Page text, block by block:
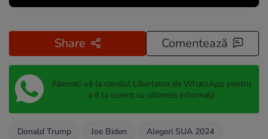
Share Comentează
Abonați-vă la canalul Libertatea de WhatsApp pentru
a fi la curent cu ultimele informații
Donald Trump Joe Biden
Alegeri SUA 2024